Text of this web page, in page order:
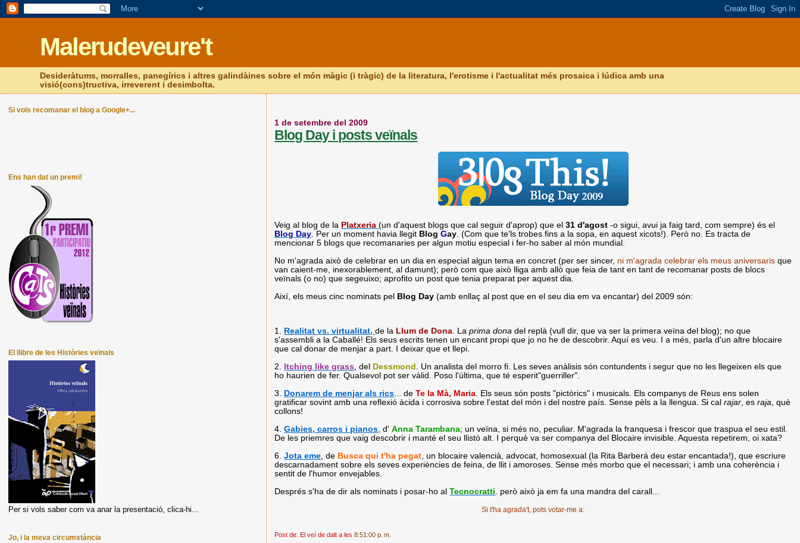
Malerudeveure't
Desideràtums, morralles, panegírics i altres galindàines sobre el món màgic (i tràgic) de la literatura, l'erotisme i l'actualitat més prosaica i lúdica amb una
visió(cons)tructiva, irreverent i desimbolta.
1 de setembre del 2009
Blog Day i posts veïnals
Veig al blog de la Platxeria(un d'aquest blogs que cal seguir d'aprop) que el31 d'agost -o sigui, avui ja faig tard, com sempre) és el
Blog Day . Per un moment havia llegit BlogGay . (Com que te'ls trobes fins a la sopa, en aquest xicots!). Però no. Es tracta de
mencionar 5 blogs que recomanaries per algun motiu especial i fer-ho saber al món mundial.
No m'agrada això de celebrar en un dia en especial algun tema en concret (per ser sincer, ni m'agrada celebrar els meus aniversaris que
van caient-me, inexorablement, al damunt); però com que això lliga amb allò que feia de tant en tant de recomanar posts de blocs
veïnals (o no) que segeuixo; aprofito un post que tenia preparat per aquest dia.
Així, els meus cinc nominats pel Blog Day(amb enllaç al post que en el seu dia em va encantar) del 2009 són:
1. Realitat vs. virtualitat,de la Llum de Dona. Laprima dona del replà (vull dir, que va ser la primera veïna del blog); no que
s'assembli a la Caballé! Els seus escrits tenen un encant propi que jo no he de descobrir. Aquí es veu. I a més, parla d'un altre blocaire
que cal donar de menjar a part. I deixar que et llepi.
2. Itching like grass, del Dessmond . Un analista del morro fi. Les seves anàlisis són contundents i segur que no les llegeixen els que
ho haurien de fer. Qualsevol pot ser vàlid. Poso l'última, que té esperit"guerriller".
3. Donarem de menjar als rics... deTe la Mà, Maria. Els seus són posts "pictòrics" i musicals. Els companys de Reus ens solen
gratificar sovint amb una reflexió àcida i corrosiva sobre l'estat del món i del nostre país. Sense pèls a la llengua. Si calrajar, esraja, què
collons!
4.Gabies, carros i pianos,d'Anna Tarambana; un veïna, si més no, peculiar. M'agrada la franquesa i frescor que traspua el seu estil.
De les priemres que vaig descobrir i manté el seu llistó alt. I perquè va ser companya del Blocaire invisible. Aquesta repetirem, oi xata?
6.Jota eme, de Busca qui t'ha pegat, un blocaire valencià, advocat, homosexual (la Rita Barberá deu estar encantada!), que escriure
descarnadament sobre els seves experiències de feina, de llit i amoroses. Sense més morbo que el necessari; i amb una coherència i
sentit de l'humor envejables.
Després s'ha de dir als nominats i posar-ho alTecnocratti. però això ja em fa una mandra del carall...
Si t'ha agrada't, pots votar-me a:
Post de: El veí de dalta les8:51:00 p. m.
Si vols recomanar el blog a Google+...
Ens han dat un premi!
El llibre de les Històries veïnals
Per si vols saber com va anar la presentació, clica-hi...
Jo, i la meva circumstància